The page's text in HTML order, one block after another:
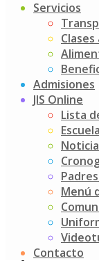
Servicios
Admisiones
JIS Online
Lista
Menú
Contacto
texturas y
Nuestros niños
que estimularon
colores y
manitas, su
navigation
Día de los
Ugly sweeter k5
Buscar
Noticias